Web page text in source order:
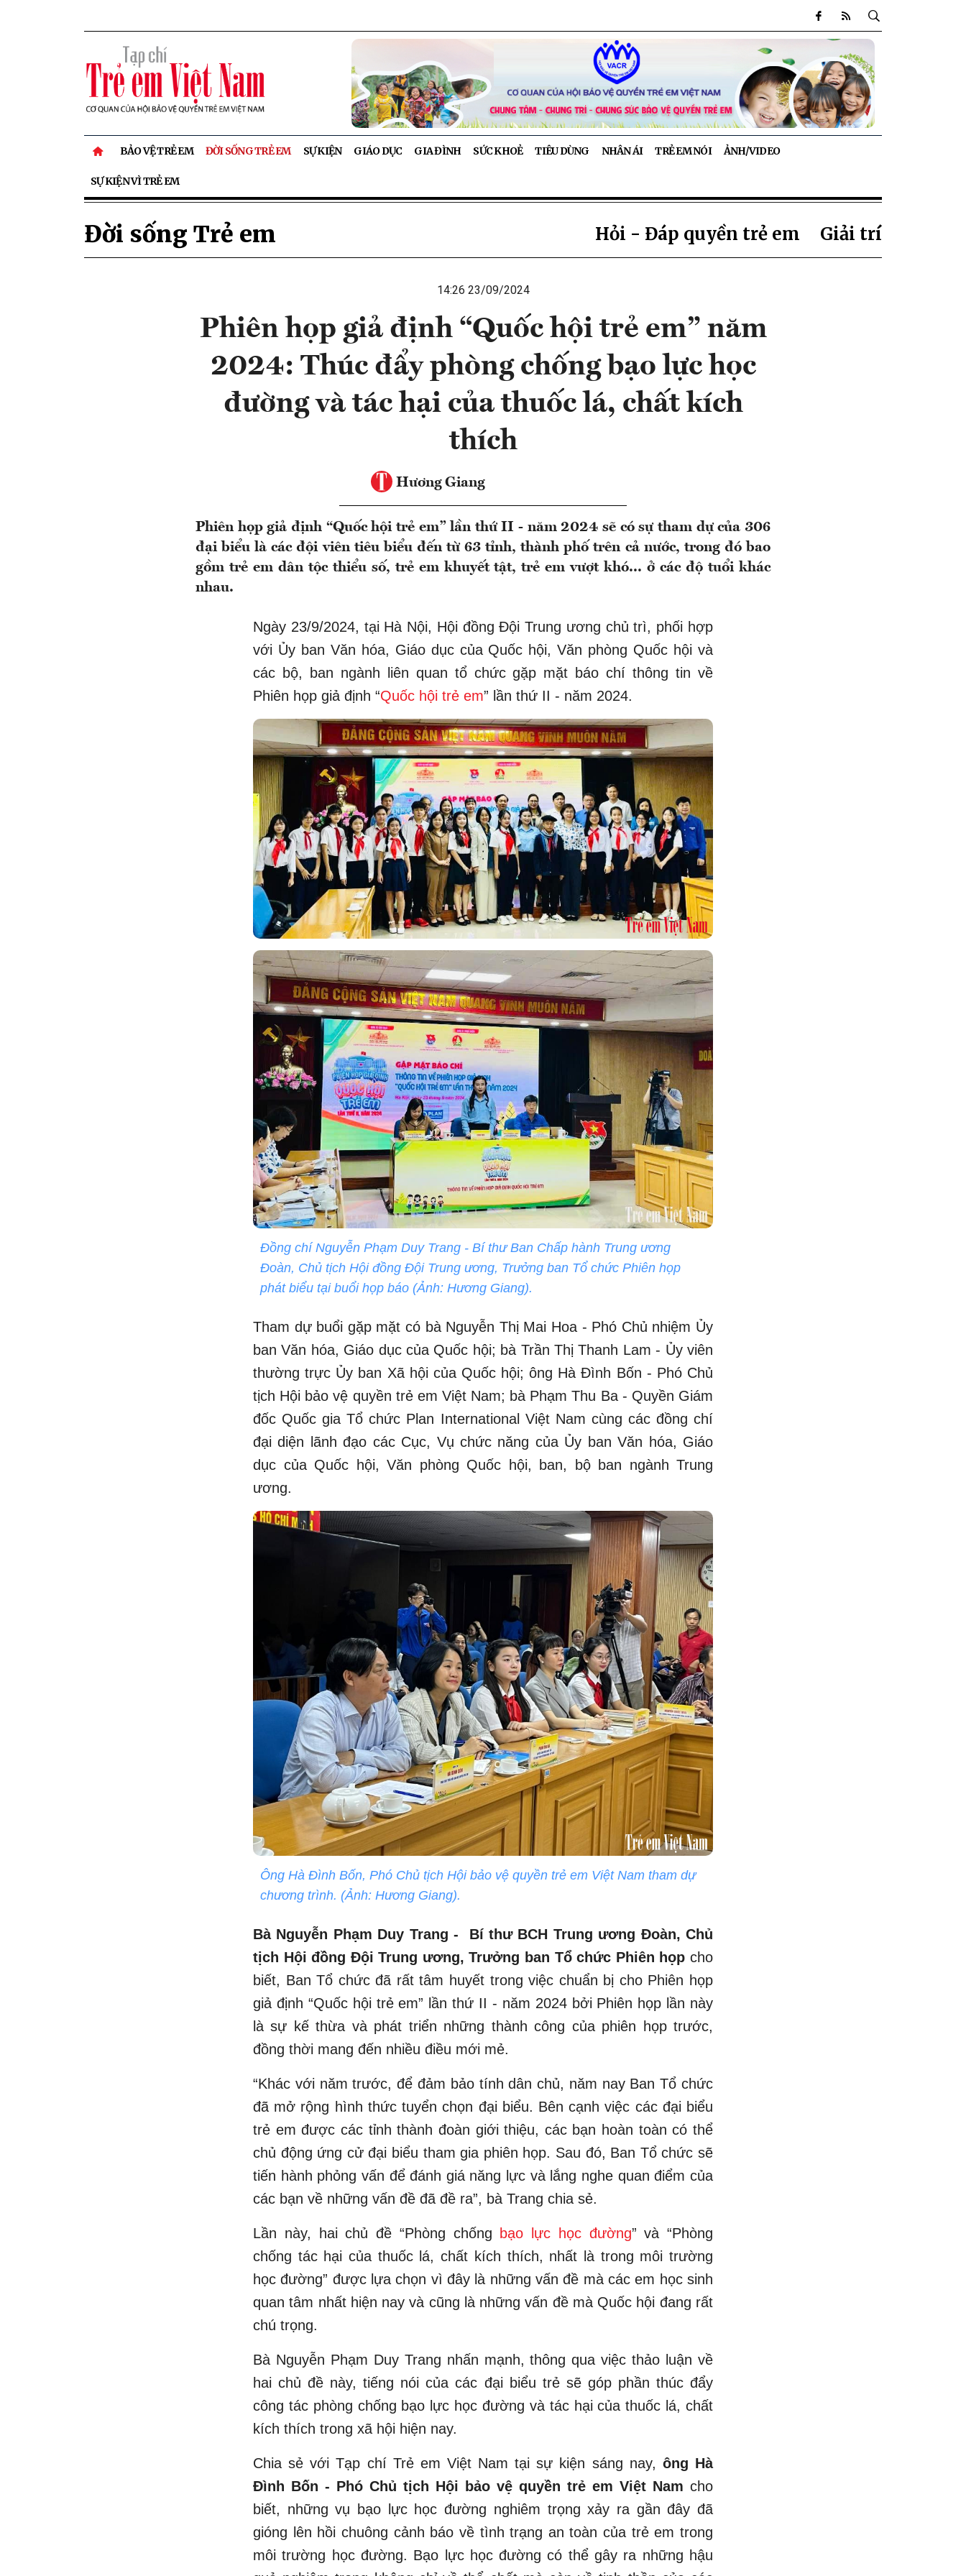
BẢO VỆ TRẺ EM ĐỜI SỐNG TRẺ EM SỰ KIỆN GIÁO DỤC GIA ĐÌNH SỨC KHOẺ TIÊU DÙNG NHÂN ÁI TRẺ EM NÓI ẢNH/VIDEO
SỰ KIỆN VÌ TRẺ EM
Đời sống Trẻ em Hỏi - Đáp quyền trẻ em Giải trí
14:26 23/09/2024
Phiên họp giả định “Quốc hội trẻ em” năm
2024: Thúc đẩy phòng chống bạo lực học
đường và tác hại của thuốc lá, chất kích
thích
Hương Giang
Phiên họp giả định “Quốc hội trẻ em” lần thứ II - năm 2024 sẽ có sự tham dự của 306
đại biểu là các đội viên tiêu biểu đến từ 63 tỉnh, thành phố trên cả nước, trong đó bao
gồm trẻ em dân tộc thiểu số, trẻ em khuyết tật, trẻ em vượt khó... ở các độ tuổi khác
nhau.
Ngày 23/9/2024, tại Hà Nội, Hội đồng Đội Trung ương chủ trì, phối hợp
với Ủy ban Văn hóa, Giáo dục của Quốc hội, Văn phòng Quốc hội và
các bộ, ban ngành liên quan tổ chức gặp mặt báo chí thông tin về
Phiên họp giả định “Quốc hội trẻ em” lần thứ II - năm 2024.
Đồng chí Nguyễn Phạm Duy Trang - Bí thư Ban Chấp hành Trung ương
Đoàn, Chủ tịch Hội đồng Đội Trung ương, Trưởng ban Tổ chức Phiên họp
phát biểu tại buổi họp báo (Ảnh: Hương Giang).
Tham dự buổi gặp mặt có bà Nguyễn Thị Mai Hoa - Phó Chủ nhiệm Ủy
ban Văn hóa, Giáo dục của Quốc hội; bà Trần Thị Thanh Lam - Ủy viên
thường trực Ủy ban Xã hội của Quốc hội; ông Hà Đình Bốn - Phó Chủ
tịch Hội bảo vệ quyền trẻ em Việt Nam; bà Phạm Thu Ba - Quyền Giám
đốc Quốc gia Tổ chức Plan International Việt Nam cùng các đồng chí
đại diện lãnh đạo các Cục, Vụ chức năng của Ủy ban Văn hóa, Giáo
dục của Quốc hội, Văn phòng Quốc hội, ban, bộ ban ngành Trung
ương.
Ông Hà Đình Bốn, Phó Chủ tịch Hội bảo vệ quyền trẻ em Việt Nam tham dự
chương trình. (Ảnh: Hương Giang).
Bà Nguyễn Phạm Duy Trang - Bí thư BCH Trung ương Đoàn, Chủ
tịch Hội đồng Đội Trung ương, Trưởng ban Tổ chức Phiên họp cho
biết, Ban Tổ chức đã rất tâm huyết trong việc chuẩn bị cho Phiên họp
giả định “Quốc hội trẻ em” lần thứ II - năm 2024 bởi Phiên họp lần này
là sự kế thừa và phát triển những thành công của phiên họp trước,
đồng thời mang đến nhiều điều mới mẻ.
“Khác với năm trước, để đảm bảo tính dân chủ, năm nay Ban Tổ chức
đã mở rộng hình thức tuyển chọn đại biểu. Bên cạnh việc các đại biểu
trẻ em được các tỉnh thành đoàn giới thiệu, các bạn hoàn toàn có thể
chủ động ứng cử đại biểu tham gia phiên họp. Sau đó, Ban Tổ chức sẽ
tiến hành phỏng vấn để đánh giá năng lực và lắng nghe quan điểm của
các bạn về những vấn đề đã đề ra”, bà Trang chia sẻ.
Lần này, hai chủ đề “Phòng chống bạo lực học đường” và “Phòng
chống tác hại của thuốc lá, chất kích thích, nhất là trong môi trường
học đường” được lựa chọn vì đây là những vấn đề mà các em học sinh
quan tâm nhất hiện nay và cũng là những vấn đề mà Quốc hội đang rất
chú trọng.
Bà Nguyễn Phạm Duy Trang nhấn mạnh, thông qua việc thảo luận về
hai chủ đề này, tiếng nói của các đại biểu trẻ sẽ góp phần thúc đẩy
công tác phòng chống bạo lực học đường và tác hại của thuốc lá, chất
kích thích trong xã hội hiện nay.
Chia sẻ với Tạp chí Trẻ em Việt Nam tại sự kiện sáng nay, ông Hà
Đình Bốn - Phó Chủ tịch Hội bảo vệ quyền trẻ em Việt Nam cho
biết, những vụ bạo lực học đường nghiêm trọng xảy ra gần đây đã
gióng lên hồi chuông cảnh báo về tình trạng an toàn của trẻ em trong
môi trường học đường. Bạo lực học đường có thể gây ra những hậu